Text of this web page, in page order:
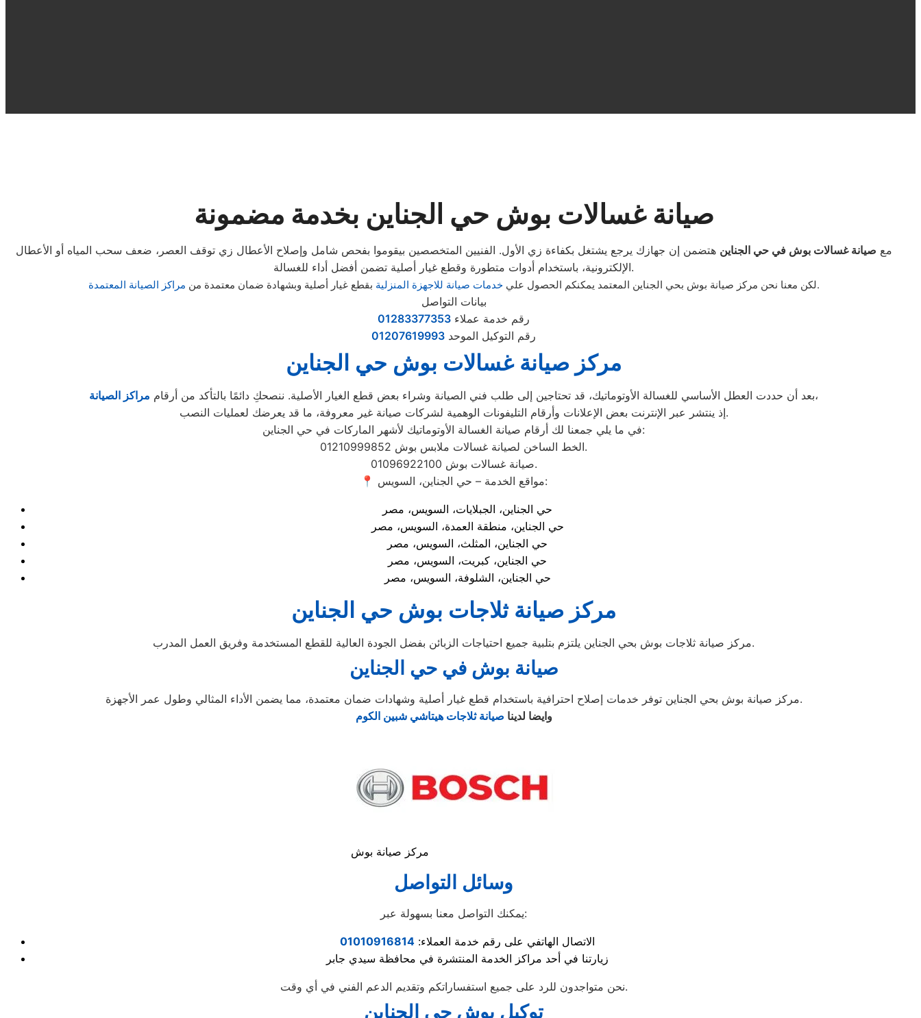
صيانة غسالات بوش حي الجناين بخدمة مضمونة
مع صيانة غسالات بوش في حي الجناين هتضمن إن جهازك يرجع يشتغل بكفاءة زي الأول. الفنيين المتخصصين بيقوموا بفحص شامل وإصلاح الأعطال زي توقف العصر، ضعف سحب المياه أو الأعطال
الإلكترونية، باستخدام أدوات متطورة وقطع غيار أصلية تضمن أفضل أداء للغسالة.
لكن معنا نحن مركز صيانة بوش بحي الجناين المعتمد يمكنكم الحصول عليخدمات صيانة للاجهزة المنزلية بقطع غيار أصلية وبشهادة ضمان معتمدة من مراكز الصيانة المعتمدة .
بيانات التواصل
رقم خدمة عملاء 01283377353
رقم التوكيل الموحد 01207619993
مركز صيانة غسالات بوش حي الجناين
بعد أن حددت العطل الأساسي للغسالة الأوتوماتيك، قد تحتاجين إلى طلب فني الصيانة وشراء بعض قطع الغيار الأصلية. ننصحكِ دائمًا بالتأكد من أرقام مراكز الصيانة
،
إذ ينتشر عبر الإنترنت بعض الإعلانات وأرقام التليفونات الوهمية لشركات صيانة غير معروفة، ما قد يعرضك لعمليات النصب.
في ما يلي جمعنا لك أرقام صيانة الغسالة الأوتوماتيك لأشهر الماركات في حي الجناين:
الخط الساخن لصيانة غسالات ملابس بوش 01210999852.
صيانة غسالات بوش 01096922100.
📍 مواقع الخدمة – حي الجناين، السويس:
حي الجناين، الجبلايات، السويس، مصر
حي الجناين، منطقة العمدة، السويس، مصر
حي الجناين، المثلث، السويس، مصر
حي الجناين، كبريت، السويس، مصر
حي الجناين، الشلوفة، السويس، مصر
مركز صيانة ثلاجات بوش حي الجناين
مركز صيانة ثلاجات بوش بحي الجناين يلتزم بتلبية جميع احتياجات الزبائن بفضل الجودة العالية للقطع المستخدمة وفريق العمل المدرب.
صيانة بوش في حي الجناين
مركز صيانة بوش بحي الجناين توفر خدمات إصلاح احترافية باستخدام قطع غيار أصلية وشهادات ضمان معتمدة، مما يضمن الأداء المثالي وطول عمر الأجهزة.
وايضا لدينا صيانة ثلاجات هيتاشي شبين الكوم
مركز صيانة بوش
وسائل التواصل
يمكنك التواصل معنا بسهولة عبر:
الاتصال الهاتفي على رقم خدمة العملاء: 01010916814
زيارتنا في أحد مراكز الخدمة المنتشرة في محافظة سيدي جابر
نحن متواجدون للرد على جميع استفساراتكم وتقديم الدعم الفني في أي وقت.
توكيل بوش حي الجناين